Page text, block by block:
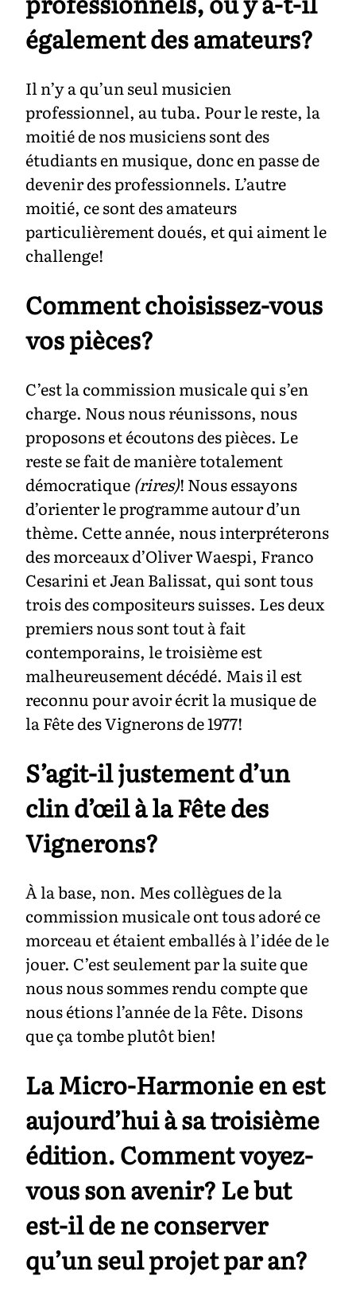
également des amateurs?
Il n’y a qu’un seul musicien
professionnel, au tuba. Pour le reste, la
moitié de nos musiciens sont des
étudiants en musique, donc en passe de
devenir des professionnels. L’autre
moitié, ce sont des amateurs
particulièrement doués, et qui aiment le
challenge!
Comment choisissez-vous
vos pièces?
C’est la commission musicale qui s’en
charge. Nous nous réunissons, nous
proposons et écoutons des pièces. Le
reste se fait de manière totalement
démocratique (rires)! Nous essayons
d’orienter le programme autour d’un
thème. Cette année, nous interpréterons
des morceaux d’Oliver Waespi, Franco
Cesarini et Jean Balissat, qui sont tous
trois des compositeurs suisses. Les deux
premiers nous sont tout à fait
contemporains, le troisième est
malheureusement décédé. Mais il est
reconnu pour avoir écrit la musique de
la Fête des Vignerons de 1977!
S’agit-il justement d’un
clin d’œil à la Fête des
Vignerons?
À la base, non. Mes collègues de la
commission musicale ont tous adoré ce
morceau et étaient emballés à l’idée de le
jouer. C’est seulement par la suite que
nous nous sommes rendu compte que
nous étions l’année de la Fête. Disons
que ça tombe plutôt bien!
La Micro-Harmonie en est
aujourd’hui à sa troisième
édition. Comment voyez-
vous son avenir? Le but
est-il de ne conserver
qu’un seul projet par an?